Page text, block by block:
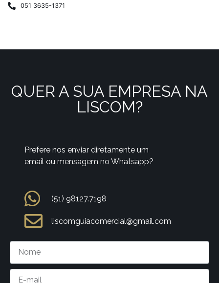
051 3635-1371
QUER A SUA EMPRESA NA
LISCOM?
Prefere nos enviar diretamente um
email ou mensagem no Whatsapp?
(51) 98127.7198
liscomguiacomercial@gmail.com